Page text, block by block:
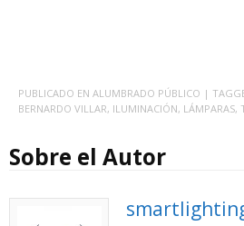
PUBLICADO EN ALUMBRADO PÚBLICO |
BERNARDO VILLAR, ILUMINACIÓN, LÁMPARAS,
Sobre el Autor